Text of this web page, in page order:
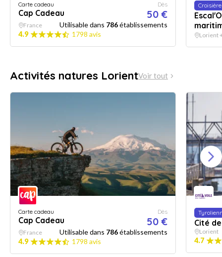
Carte cadeau
Cap Cadeau
Dès
50 €
France Utilisable dans 786établissements
4.9
1798 avis
Croisière
Lorient
Activités natures LorientVoir tout
Carte cadeau
Cap Cadeau
Dès
50 €
France Utilisable dans 786établissements
4.9
1798 avis
Cité
Lorient
4.7